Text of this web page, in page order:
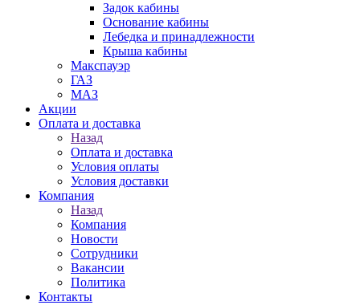
Задок кабины
Основание кабины
Лебедка и принадлежности
Крыша кабины
Макспауэр
ГАЗ
МАЗ
Акции
Оплата и доставка
Назад
Оплата и доставка
Условия оплаты
Условия доставки
Компания
Назад
Компания
Новости
Сотрудники
Вакансии
Политика
Контакты